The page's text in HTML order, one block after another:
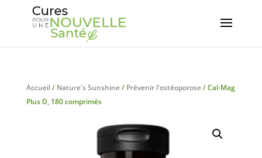
Accueil/ Nature's Sunshine/ Prévenir l'ostéoporose/ Cal-Mag
Plus D, 180 comprimés